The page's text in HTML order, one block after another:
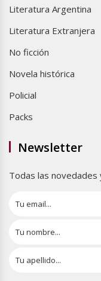
Literatura Argentina
Literatura Extranjera
No ficción
Novela histórica
Policial
Packs
Newsletter
Todas las